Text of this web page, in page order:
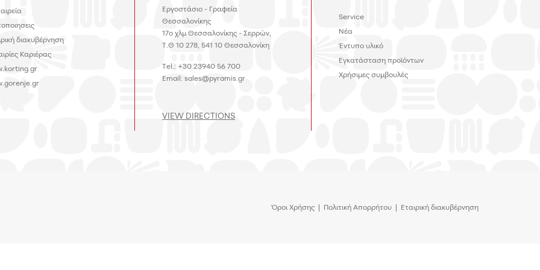
διακυβέρνηση
Καριέρας
Εργοστάσιο - Γραφεία
Θεσσαλονίκης
17ο χλμ Θεσσαλονίκης - Σερρών,
Τ.Θ 10 278, 541 10 Θεσσαλονίκη
Tel.: +30 23940 56 700
Email: sales@pyramis.gr
VIEW DIRECTIONS
Service
Νέα
Έντυπο υλικό
Εγκατάσταση προϊόντων
Χρήσιμες συμβουλές
Όροι Χρήσης | Πολιτική Απορρήτου | Εταιρική διακυβέρνηση